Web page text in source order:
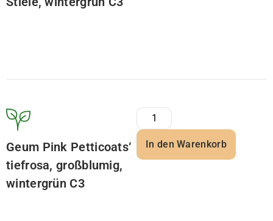
Geum Pink Petticoats‘
tiefrosa, großblumig,
wintergrün C3
In den Warenkorb